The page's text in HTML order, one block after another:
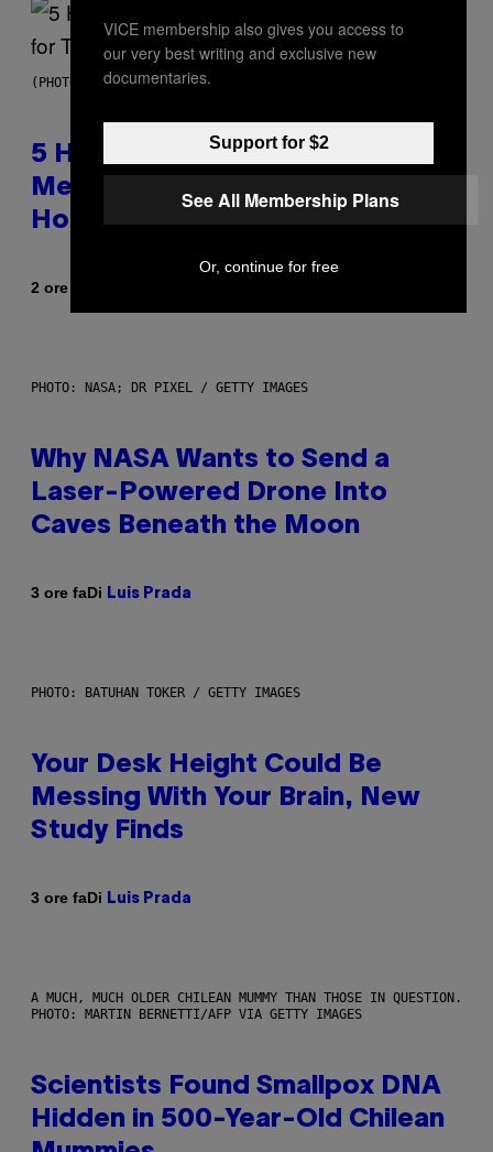
(PHOTO BY STEVE GRANITZ/WIREIMAGE)
5 Hip-Hop Songs That Are Most
Memorable for Their Classic
Hooks
2 ore fa
PHOTO: NASA; DR PIXEL / GETTY IMAGES
Why NASA Wants to Send a
Laser-Powered Drone Into
Caves Beneath the Moon
3 ore faDi Luis Prada
PHOTO: BATUHAN TOKER / GETTY IMAGES
Your Desk Height Could Be
Messing With Your Brain, New
Study Finds
3 ore faDi Luis Prada
A MUCH, MUCH OLDER CHILEAN MUMMY THAN THOSE IN QUESTION.
PHOTO: MARTIN BERNETTI/AFP VIA GETTY IMAGES
Scientists Found Smallpox DNA
Hidden in 500-Year-Old Chilean
VICE membership also gives you access to
our very best writing and exclusive new
documentaries.
Support for $2
See All Membership Plans
Or, continue for free